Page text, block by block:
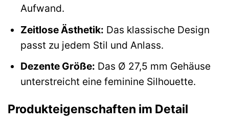
Aufwand.
Zeitlose Ästhetik: Das klassische Design
passt zu jedem Stil und Anlass.
Dezente Größe: Das Ø 27,5 mm Gehäuse
unterstreicht eine feminine Silhouette.
Produkteigenschaften im Detail